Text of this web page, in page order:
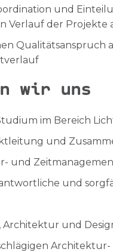
und
Verlauf der Projekte
wir uns
im Bereich
und
und
und
und